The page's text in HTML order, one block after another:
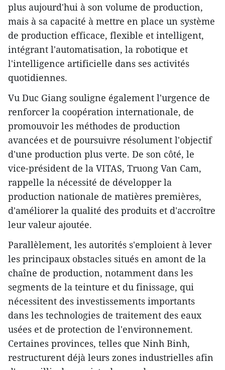
plus aujourd'hui à son volume de production,
mais à sa capacité à mettre en place un système
de production efficace, flexible et intelligent,
intégrant l'automatisation, la robotique et
l'intelligence artificielle dans ses activités
quotidiennes.
Vu Duc Giang souligne également l'urgence de
renforcer la coopération internationale, de
promouvoir les méthodes de production
avancées et de poursuivre résolument l'objectif
d'une production plus verte. De son côté, le
vice-président de la VITAS, Truong Van Cam,
rappelle la nécessité de développer la
production nationale de matières premières,
d'améliorer la qualité des produits et d'accroître
leur valeur ajoutée.
Parallèlement, les autorités s'emploient à lever
les principaux obstacles situés en amont de la
chaîne de production, notamment dans les
segments de la teinture et du finissage, qui
nécessitent des investissements importants
dans les technologies de traitement des eaux
usées et de protection de l'environnement.
Certaines provinces, telles que Ninh Binh,
restructurent déjà leurs zones industrielles afin